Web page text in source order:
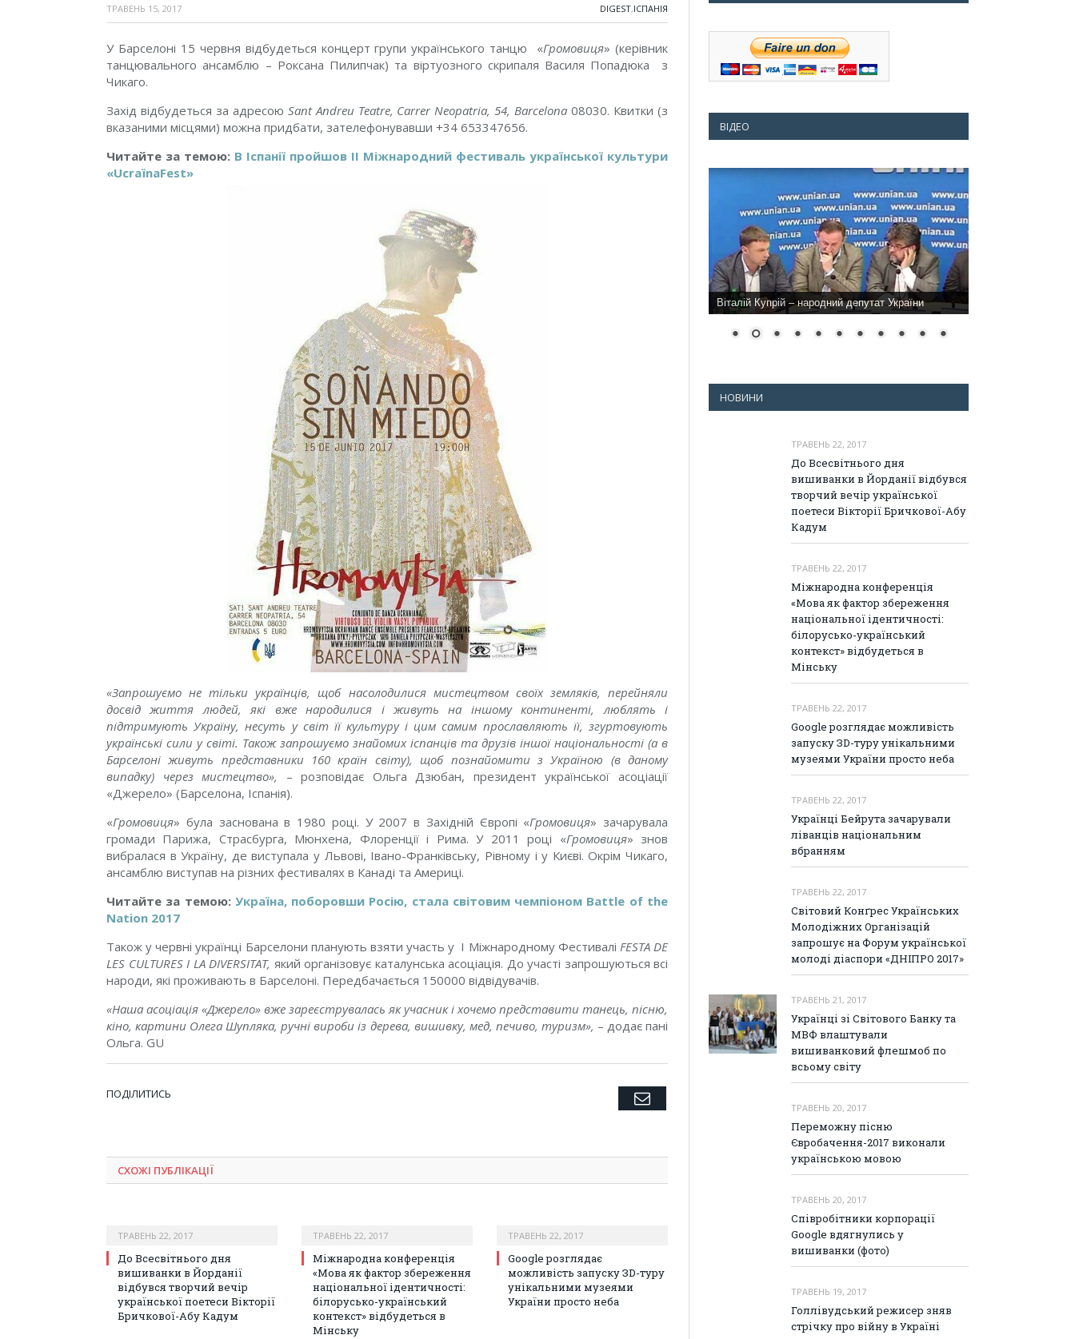
ТРАВЕНЬ 15, 2017 DIGEST,ІСПАНІЯ
У Барселоні 15 червня відбудеться концерт групи українського танцю «Громовиця» (керівник
танцювального ансамблю – Роксана Пилипчак) та віртуозного скрипаля Василя Попадюка з
Чикаго.
Захід відбудеться за адресою Sant Andreu Teatre, Carrer Neopatria, 54, Barcelona 08030. Квитки (з
вказаними місцями) можна придбати, зателефонувавши +34 653347656.
Читайте за темою: В Іспанії пройшов ІІ Міжнародний фестиваль української культури
«UcraїnaFest»
«Запрошуємо не тільки українців, щоб насолодилися мистецтвом своїх земляків, перейняли
досвід життя людей, які вже народилися і живуть на іншому континенті, люблять і
підтримують Україну, несуть у світ її культуру і цим самим прославляють її, згуртовують
українські сили у світі. Також запрошуємо знайомих іспанців та друзів іншої національності (а в
Барселоні живуть представники 160 країн світу), щоб познайомити з Україною (в даному
випадку) через мистецтво»,
– розповідає Ольга Дзюбан, президент української асоціації
«Джерело» (Барселона, Іспанія).
«Громовиця» була заснована в 1980 році. У 2007 в Західній Європі «Громовиця» зачарувала
громади Парижа, Страсбурга, Мюнхена, Флоренції і Рима. У 2011 році «Громовиця» знов
вибралася в Україну, де виступала у Львові, Івано-Франківську, Рівному і у Києві. Окрім Чикаго,
ансамблю виступав на різних фестивалях в Канаді та Америці.
Читайте за темою: Україна, поборовши Росію, стала світовим чемпіоном Battle of the
Nation 2017
Також у червні українці Барселони планують взяти участь у І Міжнародному Фестивалі FESTA DE
LES CULTURES I LA DIVERSITAT, який організовує каталунська асоціація. До участі запрошуються всі
народи, які проживають в Барселоні. Передбачається 150000 відвідувачів.
«Наша асоціація «Джерело» вже зареєструвалась як учасник і хочемо представити танець, пісню,
кіно, картини Олега Шупляка, ручні вироби із дерева, вишивку, мед, печиво, туризм», – додає пані
Ольга. GU
ПОДІЛИТИСЬ Twitter
Facebook
Google+
Pinterest
LinkedIn
TumblrEmail
СХОЖІ ПУБЛІКАЦІЇ
ТРАВЕНЬ 22, 2017
До Всесвітнього дня
вишиванки в Йорданії
відбувся творчий вечір
української поетеси Вікторії
Бричкової-Абу Кадум
ТРАВЕНЬ 22, 2017
Міжнародна конференція
«Мова як фактор збереження
національної ідентичності:
білорусько-український
контекст» відбудеться в
Мінську
ТРАВЕНЬ 22, 2017
Google розглядає
можливість запуску ЗD-туру
унікальними музеями
України просто неба
ВІДЕО
Віталій Купрій – народний депутат України
НОВИНИ
ТРАВЕНЬ 22, 2017
До Всесвітнього дня
вишиванки в Йорданії відбувся
творчий вечір української
поетеси Вікторії Бричкової-Абу
Кадум
ТРАВЕНЬ 22, 2017
Міжнародна конференція
«Мова як фактор збереження
національної ідентичності:
білорусько-український
контекст» відбудеться в
Мінську
ТРАВЕНЬ 22, 2017
Google розглядає можливість
запуску ЗD-туру унікальними
музеями України просто неба
ТРАВЕНЬ 22, 2017
Українці Бейрута зачарували
ліванців національним
вбранням
ТРАВЕНЬ 22, 2017
Світовий Конґрес Українських
Молодіжних Організацій
запрошує на Форум української
молоді діаспори «ДНІПРО 2017»
ТРАВЕНЬ 21, 2017
Українці зі Світового Банку та
МВФ влаштували
вишиванковий флешмоб по
всьому світу
ТРАВЕНЬ 20, 2017
Переможну пісню
Євробачення-2017 виконали
українською мовою
ТРАВЕНЬ 20, 2017
Співробітники корпорації
Google вдягнулись у
вишиванки (фото)
ТРАВЕНЬ 19, 2017
Голлівудський режисер зняв
стрічку про війну в Україні